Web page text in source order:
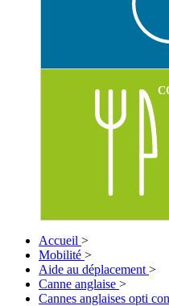
Accueil >
Mobilité >
Aide au déplacement >
Canne anglaise >
Cannes anglaises opti